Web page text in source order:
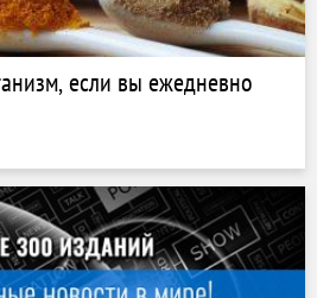
если вы ежедневно